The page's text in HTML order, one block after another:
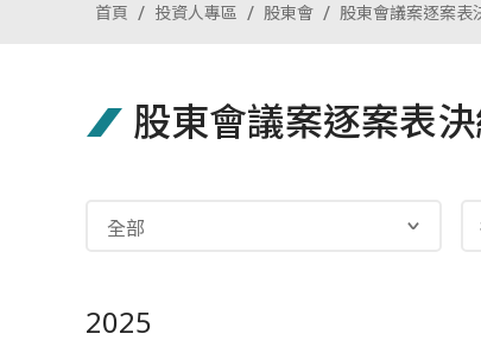
首頁 投資人專區 股東會 股東會議案逐案表
股東會議案逐案表
2025